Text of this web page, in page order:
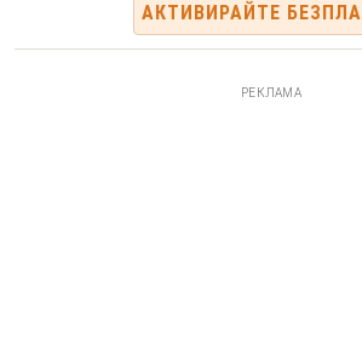
АКТИВИРАЙТЕ
РЕКЛАМА